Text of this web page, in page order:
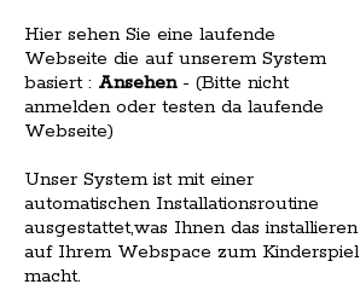
Hier sehen Sie eine laufende
Webseite die auf unserem System
basiert : Ansehen- (Bitte nicht
anmelden oder testen da laufende
Webseite)
Unser System ist mit einer
automatischen Installationsroutine
ausgestattet,was Ihnen das installieren
auf Ihrem Webspace zum Kinderspiel
macht.